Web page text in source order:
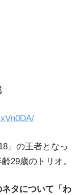
』の王者となっ
29歳のトリオ。
タについて「わ